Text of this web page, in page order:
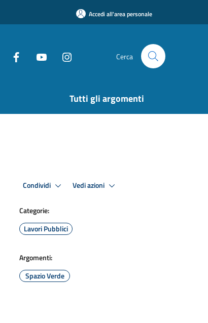
Accedi all'area personale
Cerca
Tutti gli argomenti
Condividi Vedi azioni
Categorie:
Lavori Pubblici
Argomenti:
Spazio Verde